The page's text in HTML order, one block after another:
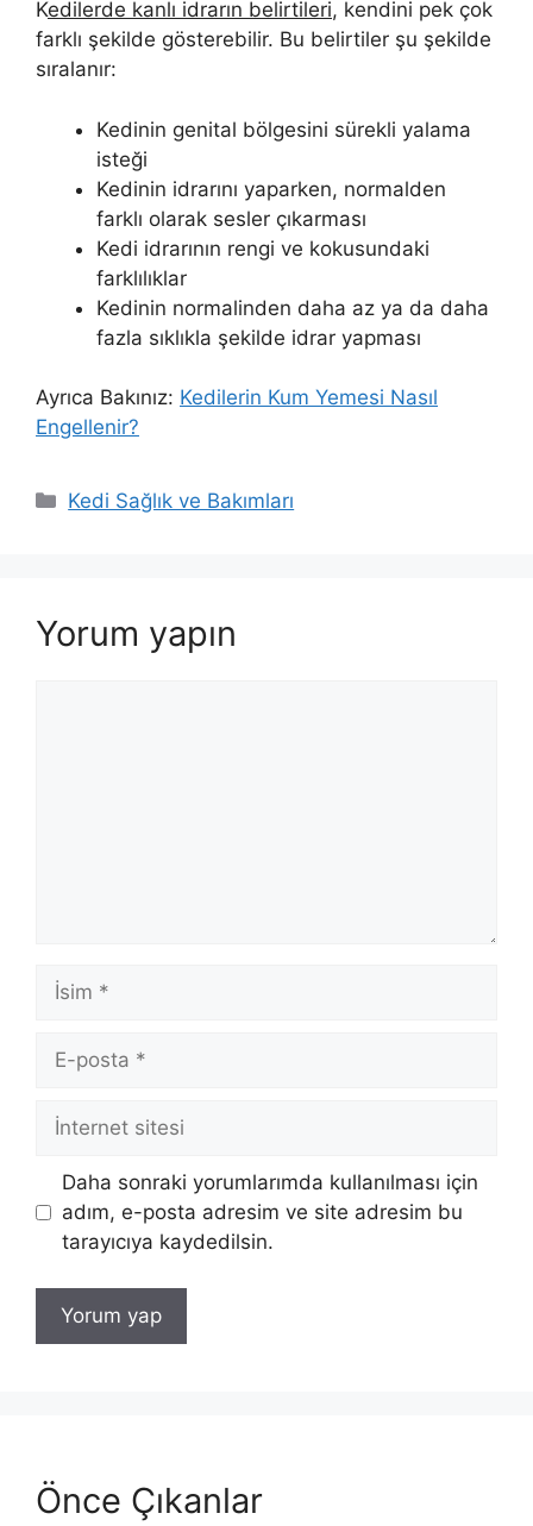
Kedilerde kanlı idrarın belirtileri, kendini pek çok
farklı şekilde gösterebilir. Bu belirtiler şu şekilde
sıralanır:
Kedinin genital bölgesini sürekli yalama
isteği
Kedinin idrarını yaparken, normalden
farklı olarak sesler çıkarması
Kedi idrarının rengi ve kokusundaki
farklılıklar
Kedinin normalinden daha az ya da daha
fazla sıklıkla şekilde idrar yapması
Ayrıca Bakınız: Kedilerin Kum Yemesi Nasıl
Engellenir?
Kategoriler
Kedi Sağlık ve Bakımları
Yorum yapın
İsim
posta
İnternet
Daha sonraki yorumlarımda kullanılması için
adım, e-posta adresim ve site adresim bu
tarayıcıya kaydedilsin.
Önce Çıkanlar